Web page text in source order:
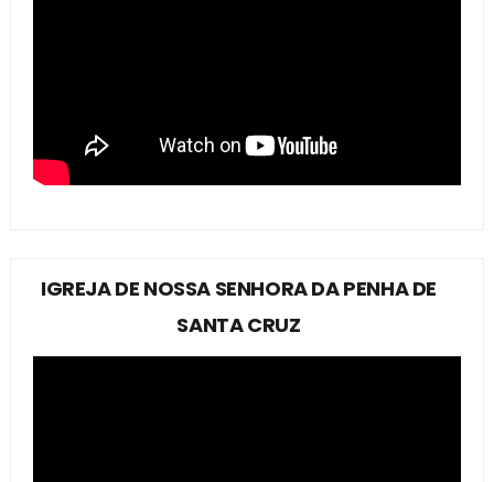
IGREJA DE NOSSA SENHORA DA PENHA DE
SANTA CRUZ